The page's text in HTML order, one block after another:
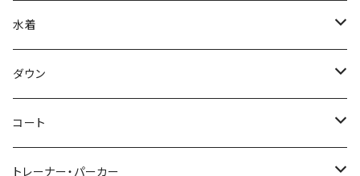
水着
～44/S
46/M
48/L
ダウン
～44/S
46/M
コート
～44/S
トレーナー・パーカー